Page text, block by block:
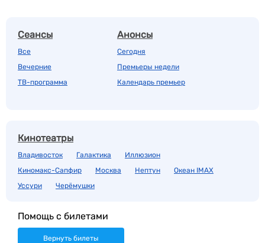
Сеансы
Все
Вечерние
ТВ-программа
Анонсы
Сегодня
Премьеры недели
Календарь премьер
Кинотеатры
Владивосток Галактика
Иллюзион
Киномакс-Сапфир
Москва Нептун
Океан IMAX
Уссури
Черёмушки
Помощь с билетами
Вернуть билеты